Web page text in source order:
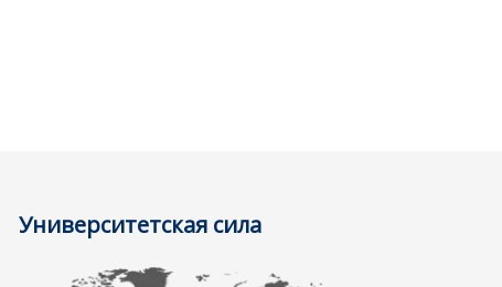
Университетская сила